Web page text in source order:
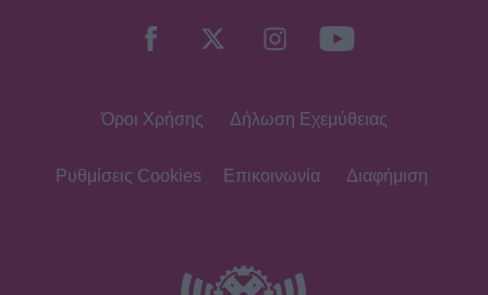
«Πάμε για νέα θεραπεία»
Μπεκατώρου! Με το απόλυτο λευκό
Όροι Χρήσης Δήλωση Εχεμύθειας
Ρυθμίσεις Cookies Επικοινωνία Διαφήμιση